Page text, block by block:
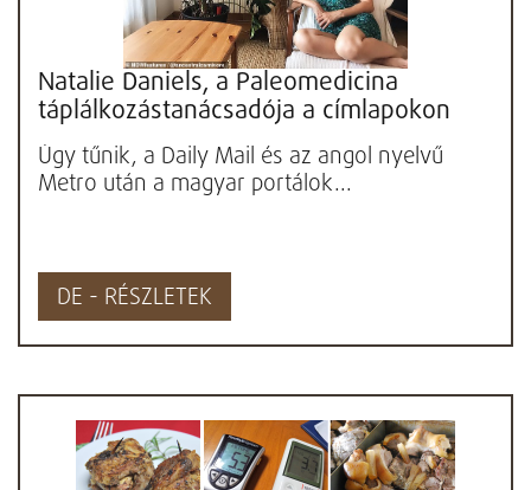
Natalie Daniels, a Paleomedicina
táplálkozástanácsadója a címlapokon
Úgy tűnik, a Daily Mail és az angol nyelvű
Metro után a magyar portálok...
DE - RÉSZLETEK